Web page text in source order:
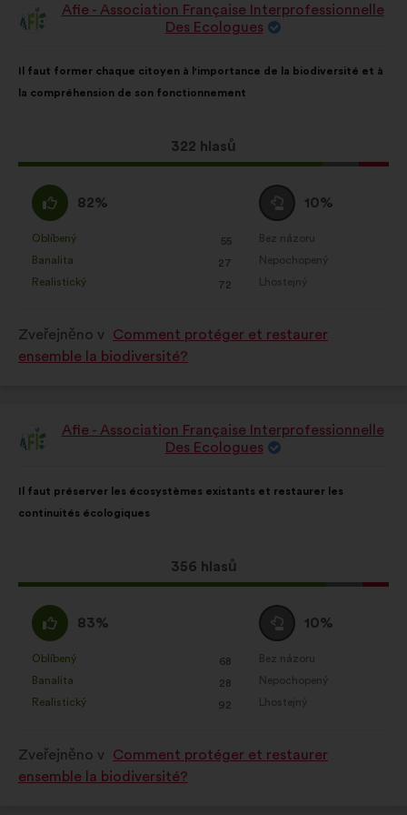
Návrh:
Afie - Association Française Interprofessionnelle
Des Ecologues
návrhu:
Il faut former chaque citoyen à l'importance de la biodiversité et à
la compréhension de son fonctionnement
Tento
návrh
322 hlasů
distribucí:
Souhlasím
:
82%
Oblíbený
: 55
krát
Banalita
: 27
krát
Realistický
: 72
krát
Neutrální
hlas
:
10%
Bez názoru
:krát
Nepochopený
:krát
Lhostejný
:krát
Zveřejněno v
Comment protéger et restaurer
ensemble la biodiversité?
Návrh:
Afie - Association Française Interprofessionnelle
Des Ecologues
návrhu:
Il faut préserver les écosystèmes existants et restaurer les
continuités écologiques
Tento
návrh
356 hlasů
distribucí:
Souhlasím
:
83%
Oblíbený
: 68
krát
Banalita
: 28
krát
Realistický
: 92
krát
Neutrální
hlas
:
10%
Bez názoru
:krát
Nepochopený
:krát
Lhostejný
:krát
Zveřejněno v
Comment protéger et restaurer
ensemble la biodiversité?